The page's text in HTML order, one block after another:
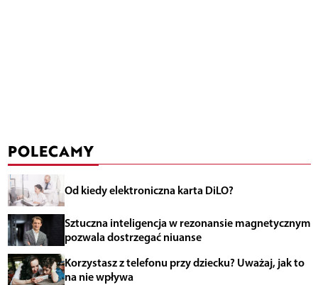
POLECAMY
Od kiedy elektroniczna karta DiLO?
Sztuczna inteligencja w rezonansie magnetycznym
pozwala dostrzegać niuanse
Korzystasz z telefonu przy dziecku? Uważaj, jak to
na nie wpływa